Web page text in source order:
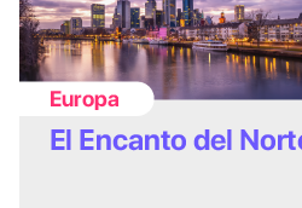
preparado para todo y ser
con tus planes.